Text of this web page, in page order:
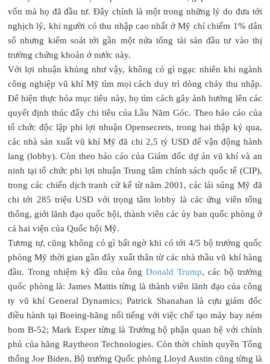
vốn mà họ đã đầu tư. Đây chính là một trong những lý do đưa tới
nghịch lý, khi người có thu nhập cao nhất ở Mỹ chỉ chiếm 1% dân
số nhưng kiểm soát tới gần một nửa tổng tài sản đầu tư vào thị
trường chứng khoán ở nước này.
Với lợi nhuận khủng như vậy, không có gì ngạc nhiên khi ngành
công nghiệp vũ khí Mỹ tìm mọi cách duy trì dòng chảy thu nhập.
Để hiện thực hóa mục tiêu này, họ tìm cách gây ảnh hưởng lên các
quyết định thúc đẩy chi tiêu của Lầu Năm Góc. Theo báo cáo của
tổ chức độc lập phi lợi nhuận Opensecrets, trong hai thập kỷ qua,
các nhà sản xuất vũ khí Mỹ đã chi 2,5 tỷ USD để vận động hành
lang (lobby). Còn theo báo cáo của Giám đốc dự án vũ khí và an
ninh tại tổ chức phi lợi nhuận Trung tâm chính sách quốc tế (CIP),
trong các chiến dịch tranh cử kể từ năm 2001, các lái súng Mỹ đã
chi tới 285 triệu USD với trọng tâm lobby là các ứng viên tổng
thống, giới lãnh đạo quốc hội, thành viên các ủy ban quốc phòng ở
cả hai viện của Quốc hội Mỹ.
Tương tự, cũng không có gì bất ngờ khi có tới 4/5 bộ trưởng quốc
phòng Mỹ thời gian gần đây xuất thân từ các nhà thầu vũ khí hàng
đầu. Trong nhiệm kỳ đầu của ôngDonald Trump, các bộ trưởng
quốc phòng là: James Mattis từng là thành viên lãnh đạo của công
ty vũ khí General Dynamics; Patrick Shanahan là cựu giám đốc
điều hành tại Boeing-hãng nổi tiếng với việc chế tạo máy bay ném
bom B-52; Mark Esper từng là Trưởng bộ phận quan hệ với chính
phủ của hãng Raytheon Technologies. Còn thời chính quyền Tổng
thống Joe Biden, Bộ trưởng Quốc phòng Lloyd Austin cũng từng là